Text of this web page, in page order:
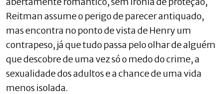
Reitman assume o perigo de parecer antiquado,
mas encontra no ponto de vista de Henry um
contrapeso, já que tudo passa pelo olhar de alguém
que descobre de uma vez só o medo do crime, a
sexualidade dos adultos e a chance de uma vida
menos isolada.